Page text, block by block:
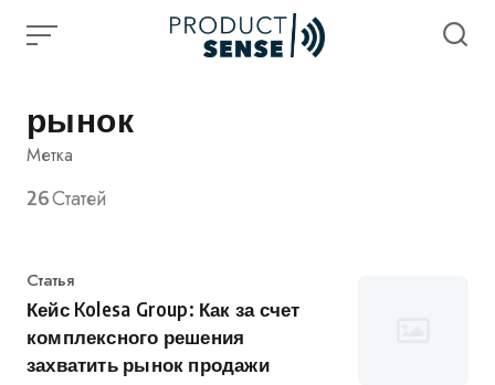
рынок
Метка
26Статей
Категория
Статья
Кейс Kolesa Group: Как за счет
комплексного решения
захватить рынок продажи